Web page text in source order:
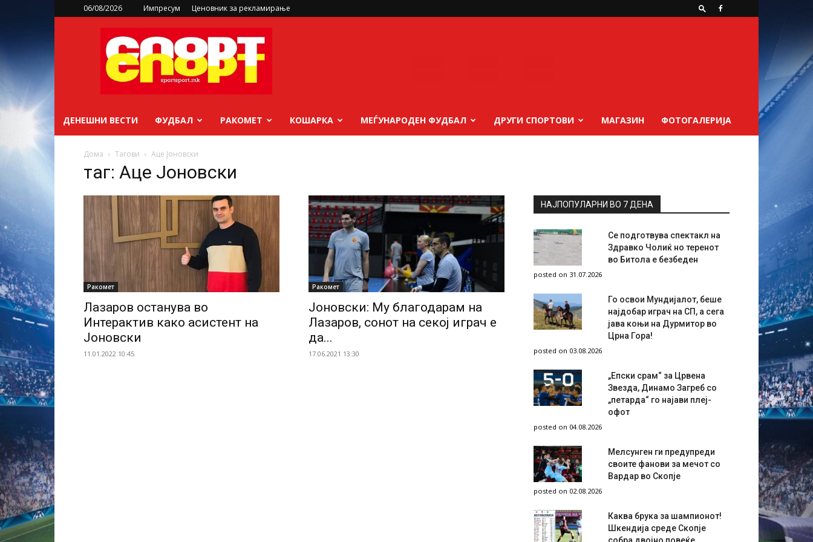
06/08/2026 Импресум Ценовник за рекламирање
sportsport.mk
ДЕНЕШНИ ВЕСТИ ФУДБАЛ РАКОМЕТ КОШАРКА МЕЃУНАРОДЕН ФУДБАЛ ДРУГИ СПОРТОВИ МАГАЗИН ФОТОГАЛЕРИЈА
Дома Тагови Аце Јоновски
таг: Аце Јоновски
Ракомет
Лазаров останува во
Интерактив како асистент на
Јоновски
11.01.2022 10:45
Ракомет
Јоновски: Му благодарам на
Лазаров, сонот на секој играч е
да...
17.06.2021 13:30
НАЈПОПУЛАРНИ ВО 7 ДЕНА
Се подготвува спектакл на
Здравко Чолиќ но теренот
во Битола е безбеден
posted on 31.07.2026
Го освои Мундијалот, беше
најдобар играч на СП, а сега
јава коњи на Дурмитор во
Црна Гора!
posted on 03.08.2026
„Епски срам“ за Црвена
Звезда, Динамо Загреб со
„петарда“ го најави плеј-
офот
posted on 04.08.2026
Мелсунген ги предупреди
своите фанови за мечот со
Вардар во Скопје
posted on 02.08.2026
Каква брука за шампионот!
Шкендија среде Скопје